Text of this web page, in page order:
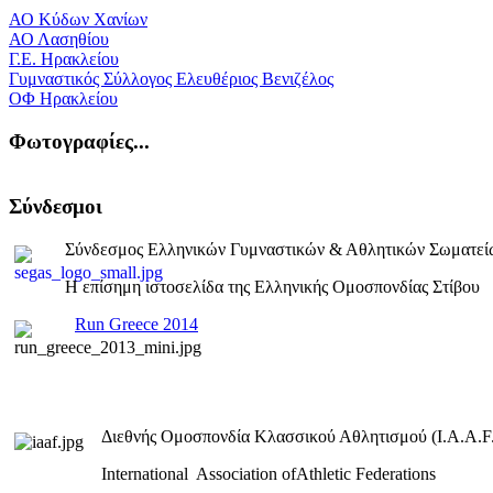
ΑΟ Κύδων Χανίων
ΑΟ Λασηθίου
Γ.Ε. Ηρακλείου
Γυμναστικός Σύλλογος Ελευθέριος Βενιζέλος
ΟΦ Ηρακλείου
Φωτογραφίες...
Σύνδεσμοι
Σύνδεσμος Ελληνικών Γυμναστικών & Αθλητικών
Η επίσημη ιστοσελίδα της Ελληνικής Ομοσπονδίας Στίβου
Run Greece 2014
Διεθνής Ομοσπονδία Κλασσικού Αθλητισμού
International Association ofAthletic Federations